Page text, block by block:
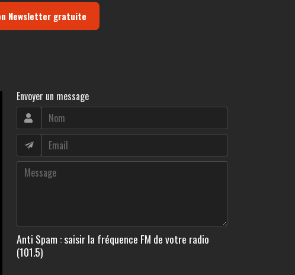
Newsletter gratuite
Envoyer un message
Anti Spam : saisir la fréquence FM de votre radio
(101.5)